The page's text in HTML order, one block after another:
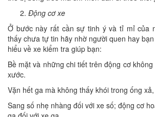
Động cơ xe
Ở bước này rất cần sự tinh ý và tỉ mỉ của
thấy chưa tự tin hãy nhờ người quen hay
hiểu về xe kiểm tra giúp bạn:
Bề mặt và những chi tiết trên động cơ
xước.
Vặn hết ga mà không thấy khói trong ống xả,
Sang số nhẹ nhàng đối với xe số; động cơ